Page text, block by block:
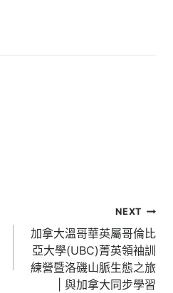
NEXT
加拿大溫哥華英屬哥倫比
亞大學(UBC)菁英領袖訓
練營暨洛磯山脈生態之旅
| 與加拿大同步學習